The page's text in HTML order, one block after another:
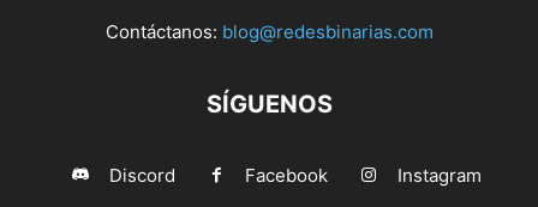
Contáctanos: blog@redesbinarias.com
SÍGUENOS
Discord Facebook Instagram